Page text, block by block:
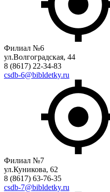
Филиал №6
ул.Волгоградская, 44
8 (8617) 22-34-83
csdb-6@bibldetky.ru
Филиал №7
ул.Куникова, 62
8 (8617) 63-76-35
csdb-7@bibldetky.ru